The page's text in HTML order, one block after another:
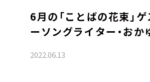
6月の「ことばの花束」
ーソングライター・おか
2022.06.13